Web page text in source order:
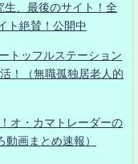
生、最後のサイト！全
ト絶賛！公開中
トッフルステーション
！（無職孤独居老人的
オ・カマトレーダーの
画まとめ速報）